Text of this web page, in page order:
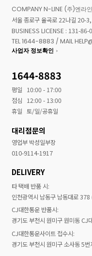
COMPANY N-LINE (주)엔라
서울 종로구 율곡로 22나길 20-
BUSINESS LICENSE : 131-
TEL 1644-8883 / MAIL
사업자 정보확인
1644-8883
평일
10:00 - 17:00
점심
12:00 - 13:00
휴일 토/일/공휴일
대리점문의
영업부 박성일부장
010-9114-1917
DELIVERY
타 택배 반품 시:
인천광역시 남동구 남동대로 378
CJ대한통운 반품시:
경기도 부천시 원미구 원미동 CJ
CJ대한통운사이트 접수시:
경기도 부천시 원미구 소사동 5